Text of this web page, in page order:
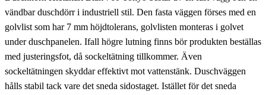
vändbar duschdörr i industriell stil. Den fasta väggen förses med en
golvlist som har 7 mm höjdtolerans, golvlisten monteras i golvet
under duschpanelen. Ifall högre lutning finns bör produkten beställas
med justeringsfot, då sockeltätning tillkommer. Även
sockeltätningen skyddar effektivt mot vattenstänk. Duschväggen
hålls stabil tack vare det sneda sidostaget. Istället för det sneda